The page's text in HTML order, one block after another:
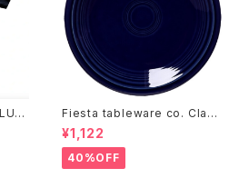
Fiesta tableware co. Class
ic Rim 7-1/4 Inch Salad Pla
te
¥1,122
40%OFF